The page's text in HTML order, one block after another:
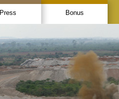
Press Bonus